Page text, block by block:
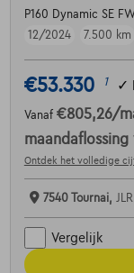
P160 Dynamic SE
12/2024
7.500 km
€53.330 1 ✓
Vanaf €805,26/
maandaflossing
Ontdek het volledige
7540 Tournai,
Vergelijk